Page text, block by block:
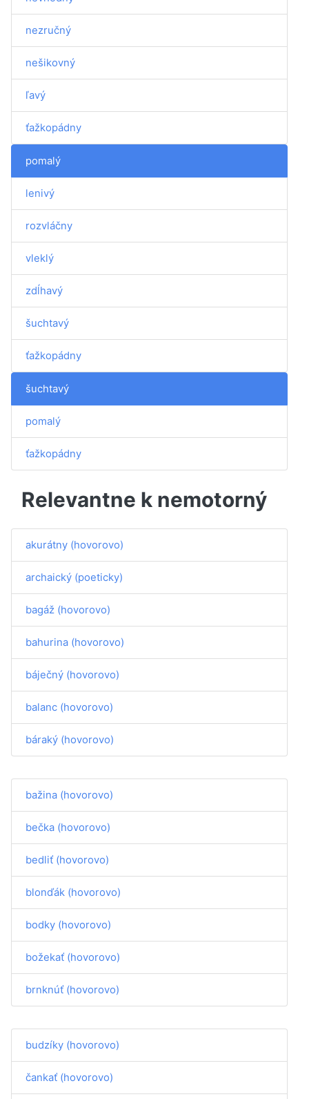
nezručný
nešikovný
ľavý
ťažkopádny
pomalý
lenivý
rozvláčny
vleklý
zdĺhavý
šuchtavý
ťažkopádny
šuchtavý
pomalý
ťažkopádny
Relevantne k nemotorný
akurátny (hovorovo)
archaický (poeticky)
bagáž (hovorovo)
bahurina (hovorovo)
báječný (hovorovo)
balanc (hovorovo)
báraký (hovorovo)
bažina (hovorovo)
bečka (hovorovo)
bedliť (hovorovo)
blonďák (hovorovo)
bodky (hovorovo)
božekať (hovorovo)
brnknúť (hovorovo)
budzíky (hovorovo)
čankať (hovorovo)